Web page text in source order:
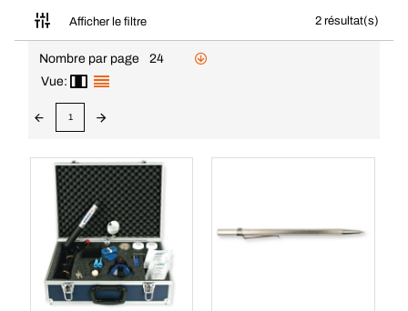
Afficher le filtre 2 résultat(s)
Nombre par page
24
Vue:
1